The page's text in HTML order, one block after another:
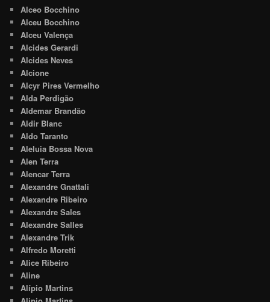
Alceo Bocchino
Alceu Bocchino
Alceu Valença
Alcides Gerardi
Alcides Neves
Alcione
Alcyr Pires Vermelho
Alda Perdigão
Aldemar Brandão
Aldir Blanc
Aldo Taranto
Aleluia Bossa Nova
Alen Terra
Alencar Terra
Alexandre Gnattali
Alexandre Ribeiro
Alexandre Sales
Alexandre Salles
Alexandre Trik
Alfredo Moretti
Alice Ribeiro
Aline
Alípio Martins